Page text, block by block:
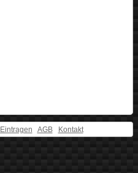
Eintragen AGB Kontakt